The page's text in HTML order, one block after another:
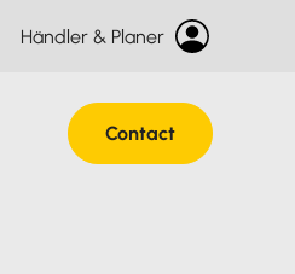
Händler & Planer
Contact